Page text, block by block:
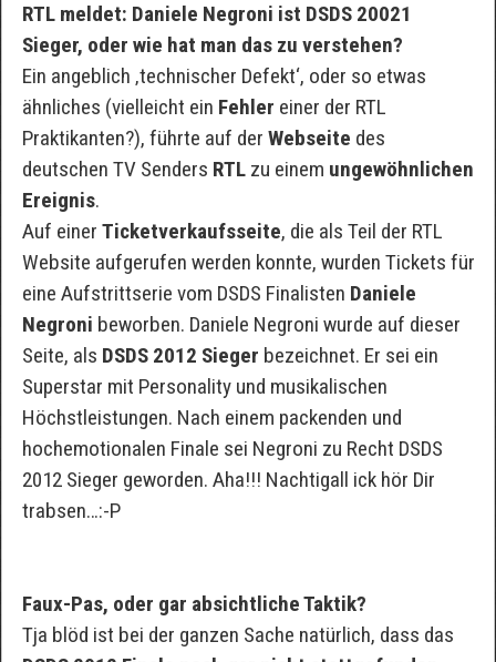
RTL meldet: Daniele Negroni ist DSDS 20021
Sieger, oder wie hat man das zu verstehen?
Ein angeblich ‚technischer Defekt‘, oder so etwas
ähnliches (vielleicht ein Fehler einer der RTL
Praktikanten?), führte auf der Webseite des
deutschen TV Senders RTLzu einem ungewöhnlichen
Ereignis.
Auf einer Ticketverkaufsseite, die als Teil der RTL
Website aufgerufen werden konnte, wurden Tickets für
eine Aufstrittserie vom DSDS Finalisten Daniele
Negroni beworben. Daniele Negroni wurde auf dieser
Seite, als DSDS 2012 Sieger bezeichnet. Er sei ein
Superstar mit Personality und musikalischen
Höchstleistungen. Nach einem packenden und
hochemotionalen Finale sei Negroni zu Recht DSDS
2012 Sieger geworden. Aha!!! Nachtigall ick hör Dir
trabsen…:-P
Faux-Pas, oder gar absichtliche Taktik?
Tja blöd ist bei der ganzen Sache natürlich, dass das